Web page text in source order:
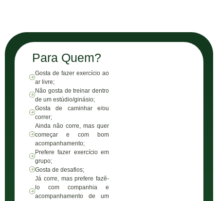
Para Quem?
Gosta de fazer exercício ao
ar livre;
Não gosta de treinar dentro
de um estúdio/ginásio;
Gosta de caminhar e/ou
correr;
Ainda não corre, mas quer
começar e com bom
acompanhamento;
Prefere fazer exercício em
grupo;
Gosta de desafios;
Já corre, mas prefere fazê-
lo com companhia e
acompanhamento de um